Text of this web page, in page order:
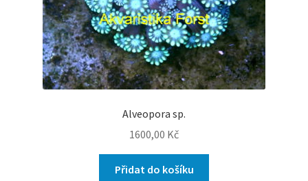
Alveopora sp.
1600,00 Kč
Přidat do košíku